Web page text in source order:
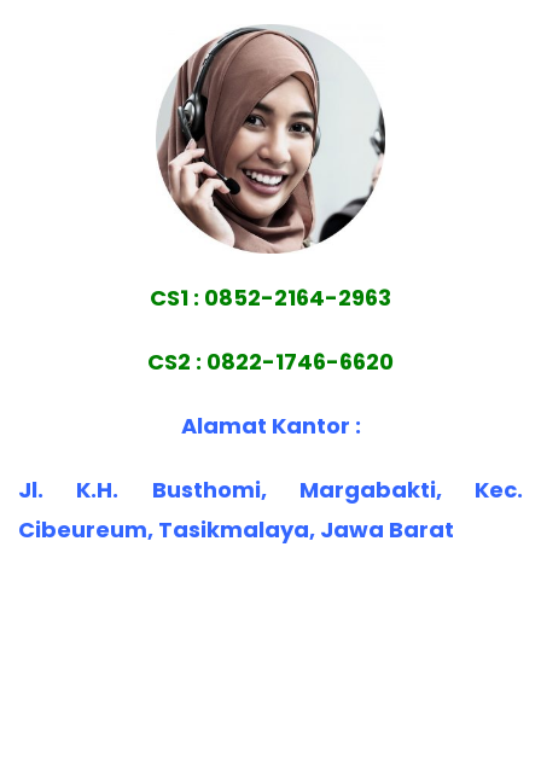
CS1 : 0852-2164-2963
CS2 : 0822-1746-6620
Alamat Kantor :
Jl. K.H. Busthomi, Margabakti, Kec.
Cibeureum, Tasikmalaya, Jawa Barat